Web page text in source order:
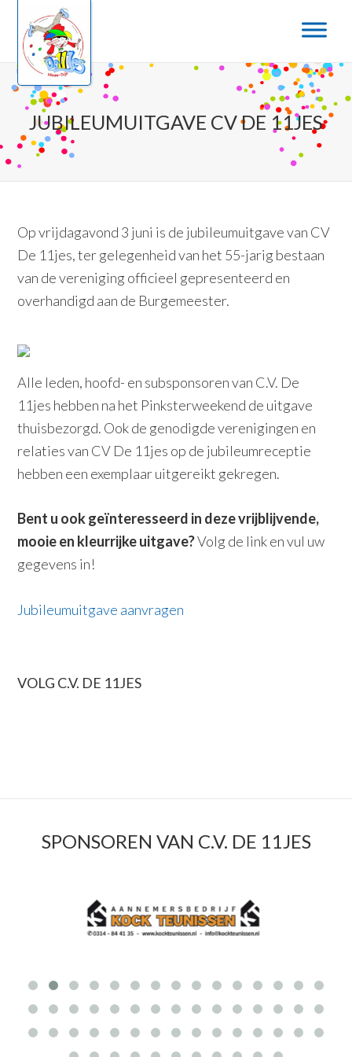
naar
hoofd
inhoud
naar
eerste
sidebar
JUBILEUMUITGAVE CV DE 11JES
Op vrijdagavond 3 juni is de jubileumuitgave van CV
De 11jes, ter gelegenheid van het 55-jarig bestaan
van de vereniging officieel gepresenteerd en
overhandigd aan de Burgemeester.
Alle leden, hoofd- en subsponsoren van C.V. De
11jes hebben na het Pinksterweekend de uitgave
thuisbezorgd. Ook de genodigde verenigingen en
relaties van CV De 11jes op de jubileumreceptie
hebben een exemplaar uitgereikt gekregen.
Bent u ook geïnteresseerd in deze vrijblijvende,
mooie en kleurrijke uitgave?Volg de link en vul uw
gegevens in!
Jubileumuitgave aanvragen
PRIMAIRE
VOLG C.V. DE 11JES
SPONSOREN VAN C.V. DE 11JES